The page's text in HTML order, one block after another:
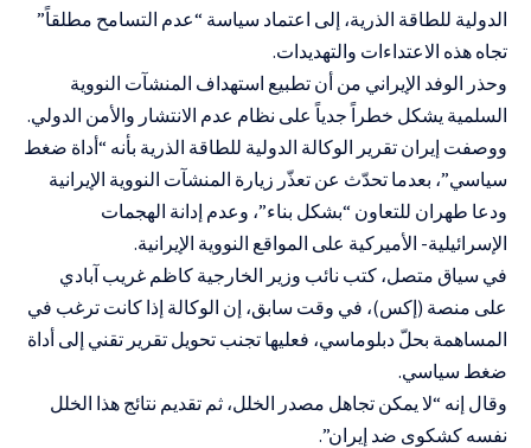
الدولية للطاقة الذرية، إلى اعتماد سياسة “عدم التسامح مطلقاً”
تجاه هذه الاعتداءات والتهديدات.
وحذر الوفد الإيراني من أن تطبيع استهداف المنشآت النووية
السلمية يشكل خطراً جدياً على نظام عدم الانتشار والأمن الدولي.
ووصفت إيران تقرير الوكالة الدولية للطاقة الذرية بأنه “أداة ضغط
سياسي”، بعدما تحدّث عن تعذّر زيارة المنشآت النووية الإيرانية
ودعا طهران للتعاون “بشكل بناء”، وعدم إدانة الهجمات
الإسرائيلية- الأميركية على المواقع النووية الإيرانية.
في سياق متصل، كتب نائب وزير الخارجية كاظم غريب آبادي
على منصة (إكس)، في وقت سابق، إن الوكالة إذا كانت ترغب في
المساهمة بحلّ دبلوماسي، فعليها تجنب تحويل تقرير تقني إلى أداة
ضغط سياسي.
وقال إنه “لا يمكن تجاهل مصدر الخلل، ثم تقديم نتائج هذا الخلل
نفسه كشكوى ضد إيران”.